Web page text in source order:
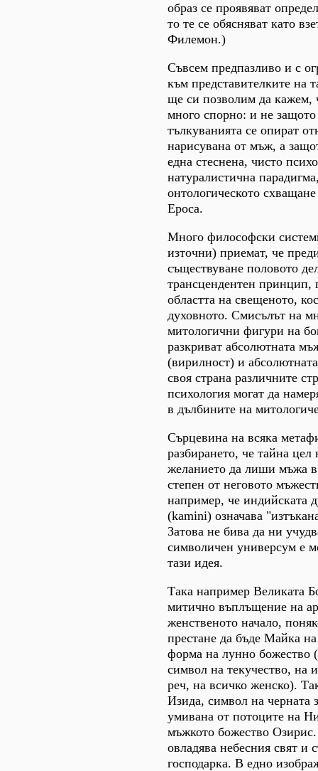
образ се проявяват
то те се обясняват като
Филемон.)
Съвсем предпазливо и с
към представителките на
ще си позволим да кажем,
много спорно: и не
тълкуванията се опират
нарисувана от мъж, а
една стеснена, чисто
натуралистична
онтологическото
Ероса.
Много философски
източни) приемат, че
съществуване половото
трансцендентен принцип,
областта на свещеното,
духовното. Смисълът на
митологични фигури на
разкриват абсолютната
(вирилност) и
своя страна различните
психология могат да
в дълбините на
Сърцевина на всяка
разбирането, че тайна цел
желанието да лиши мъжа в
степен от неговото
например, че индийската
(kamini) означава
Затова не бива да ни
символичен универсум е
тази идея.
Така например Великата
митично въплъщение на
женственото начало,
престане да бъде Майка
форма на лунно божество
символ на текучество, на
реч, на всичко женско).
Изида, символ на черната
умивана от потоците на
мъжкото божество
овладява небесния свят и
господарка. В едно